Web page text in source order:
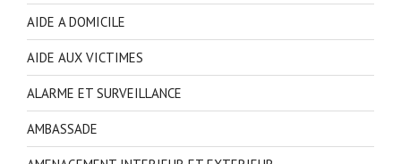
AIDE A DOMICILE
AIDE AUX VICTIMES
ALARME ET SURVEILLANCE
AMBASSADE